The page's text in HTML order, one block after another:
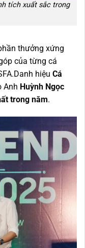
tích xuất sắc trong
thưởng xứng
của từng cá
hiệu Cá
Anh Huỳnh Ngọc
trong năm.